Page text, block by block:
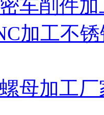
车削件
加工不
母加工